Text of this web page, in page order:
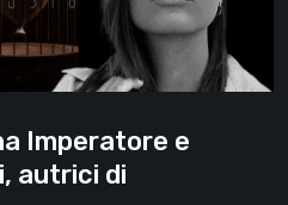
Imperatore e
autrici di